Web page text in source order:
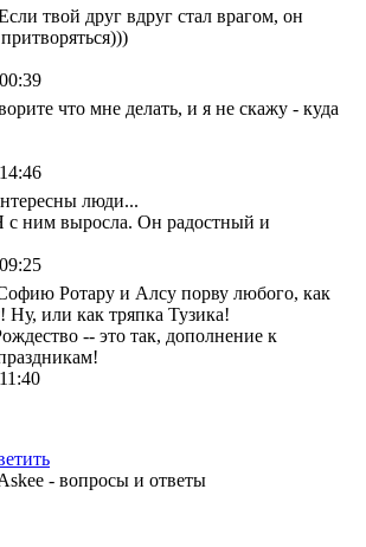
твой друг вдруг стал врагом, он
что мне делать, и я не скажу - куда
люди...
ним выросла. Он радостный и
Ротару и Алсу порву любого, как
Ну, или как тряпка Тузика!
-- это так, дополнение к
- вопросы и ответы